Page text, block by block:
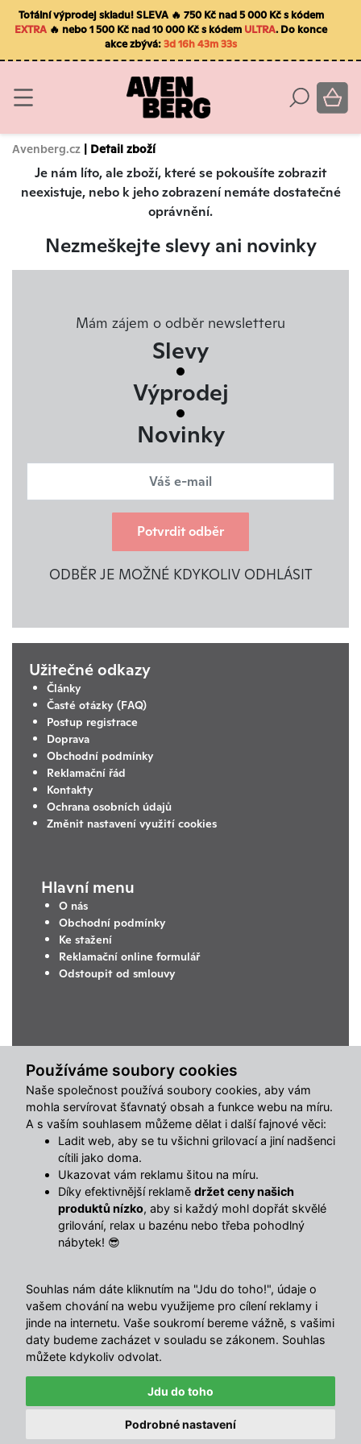
Používáme soubory cookies
Naše společnost používá soubory cookies, aby vám
mohla servírovat šťavnatý obsah a funkce webu na míru.
A s vaším souhlasem můžeme dělat i další fajnové věci:
Ladit web, aby se tu všichni grilovací a jiní nadšenci
cítili jako doma.
Ukazovat vám reklamu šitou na míru.
Díky efektivnější reklamě držet ceny našich
produktů nízko, aby si každý mohl dopřát skvělé
grilování, relax u bazénu nebo třeba pohodlný
nábytek! 😎
Souhlas nám dáte kliknutím na "Jdu do toho!", údaje o
vašem chování na webu využijeme pro cílení reklamy i
jinde na internetu. Vaše soukromí bereme vážně, s vašimi
daty budeme zacházet v souladu se zákonem. Souhlas
můžete kdykoliv odvolat.
Jdu do toho
Podrobné nastavení
Totální výprodej skladu! SLEVA 🔥 750 Kč nad 5 000 Kč s kódem
EXTRA 🔥 nebo 1 500 Kč nad 10 000 Kč s kódem ULTRA. Do konce
akce zbývá:3d 16h 43m 33s
Avenberg.cz | Detail zboží
Je nám líto, ale zboží, které se pokoušíte zobrazit
neexistuje, nebo k jeho zobrazení nemáte dostatečné
oprávnění.
Nezmeškejte slevy ani novinky
Mám zájem o odběr newsletteru
Slevy
Výprodej
Novinky
Potvrdit odběr
ODBĚR JE MOŽNÉ KDYKOLIV ODHLÁSIT
Užitečné odkazy
Články
Časté otázky (FAQ)
Postup registrace
Doprava
Obchodní podmínky
Reklamační řád
Kontakty
Ochrana osobních údajů
Změnit nastavení využití cookies
Hlavní menu
O nás
Obchodní podmínky
Ke stažení
Reklamační online formulář
Odstoupit od smlouvy
4.5/ 5
názory
© Avenberg.cz | Všechna
</MajorShop>
🔥 TOTÁLNÍ VÝPRODEJ SKLADU 🔥
Nabídka končí za:
03
DNY
16
HOD
43
MIN
Sleva 750 Kč nad 5 000 Kč
nebo 1 500 Kč nad 10 000 Kč